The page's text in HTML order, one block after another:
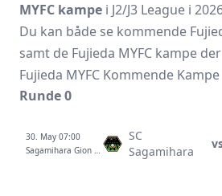
MYFC kampe i J2/J3 League i
Du kan både se kommende
samt de Fujieda MYFC kampe
Fujieda MYFC Kommende Kampe
Runde 0
30. May 07:00
Sagamihara Gion Stadium
SC
Sagamihara